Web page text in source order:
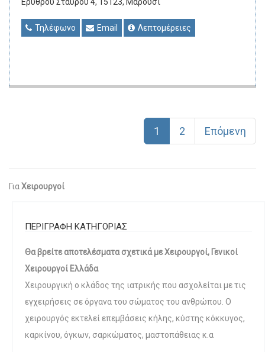
Τηλέφωνο Email Λεπτομέρειες
1 2 Επόμενη
Για Χειρουργοί
ΠΕΡΙΓΡΑΦΗ ΚΑΤΗΓΟΡΙΑΣ
Θα βρείτε αποτελέσματα σχετικά με Χειρουργοί, Γενικοί
Χειρουργοί Ελλάδα
Χειρουργική ο κλάδος της ιατρικής που ασχολείται με τις
εγχειρήσεις σε όργανα του σώματος του ανθρώπου. Ο
χειρουργός εκτελεί επεμβάσεις κήλης, κύστης κόκκυγος,
καρκίνου, όγκων, σαρκώματος, μαστοπάθειας κ.α